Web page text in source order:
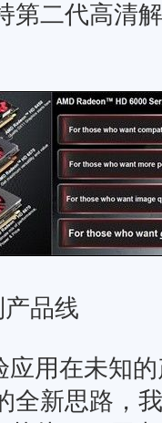
第二代高清
品线
用在未知的
全新思路，